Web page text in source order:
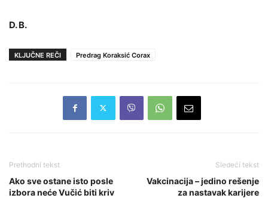
D. B.
KLJUČNE REČI Predrag Koraksić Corax
Prethodni tekst
Ako sve ostane isto posle
izbora neće Vučić biti kriv
Sledeći tekst
Vakcinacija – jedino rešenje
za nastavak karijere